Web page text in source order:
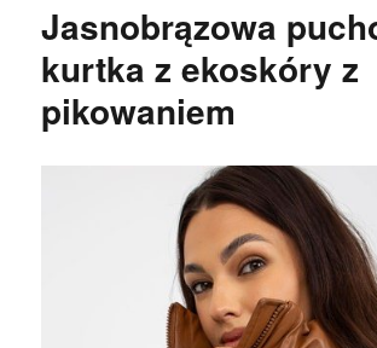
Jasnobrązowa
kurtka z ekoskóry z
pikowaniem